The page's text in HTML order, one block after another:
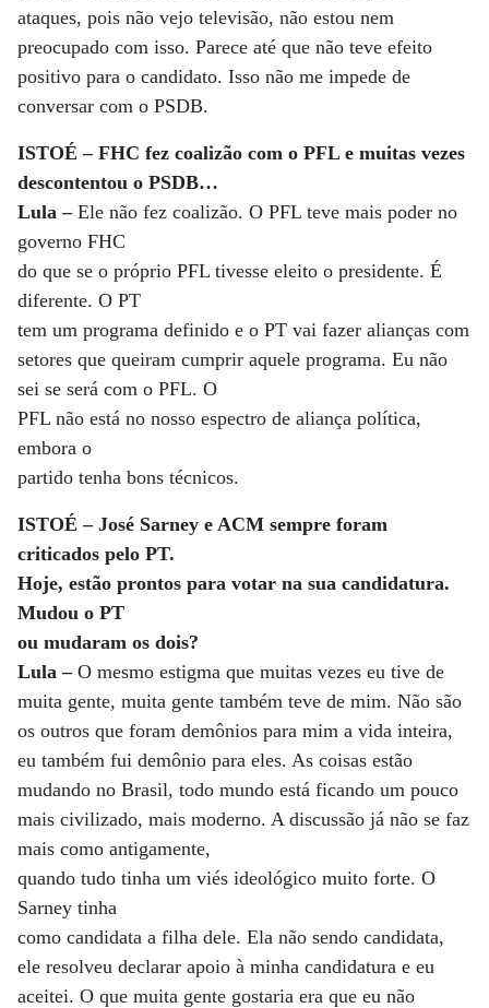
ataques, pois não vejo televisão, não estou nem
preocupado com isso. Parece até que não teve efeito
positivo para o candidato. Isso não me impede de
conversar com o PSDB.
ISTOÉ – FHC fez coalizão com o PFL e muitas vezes
descontentou o PSDB…
Lula –Ele não fez coalizão. O PFL teve mais poder no
governo FHC
do que se o próprio PFL tivesse eleito o presidente. É
diferente. O PT
tem um programa definido e o PT vai fazer alianças com
setores que queiram cumprir aquele programa. Eu não
sei se será com o PFL. O
PFL não está no nosso espectro de aliança política,
embora o
partido tenha bons técnicos.
ISTOÉ – José Sarney e ACM sempre foram
criticados pelo PT.
Hoje, estão prontos para votar na sua candidatura.
Mudou o PT
ou mudaram os dois?
Lula –O mesmo estigma que muitas vezes eu tive de
muita gente, muita gente também teve de mim. Não são
os outros que foram demônios para mim a vida inteira,
eu também fui demônio para eles. As coisas estão
mudando no Brasil, todo mundo está ficando um pouco
mais civilizado, mais moderno. A discussão já não se faz
mais como antigamente,
quando tudo tinha um viés ideológico muito forte. O
Sarney tinha
como candidata a filha dele. Ela não sendo candidata,
ele resolveu declarar apoio à minha candidatura e eu
aceitei. O que muita gente gostaria era que eu não